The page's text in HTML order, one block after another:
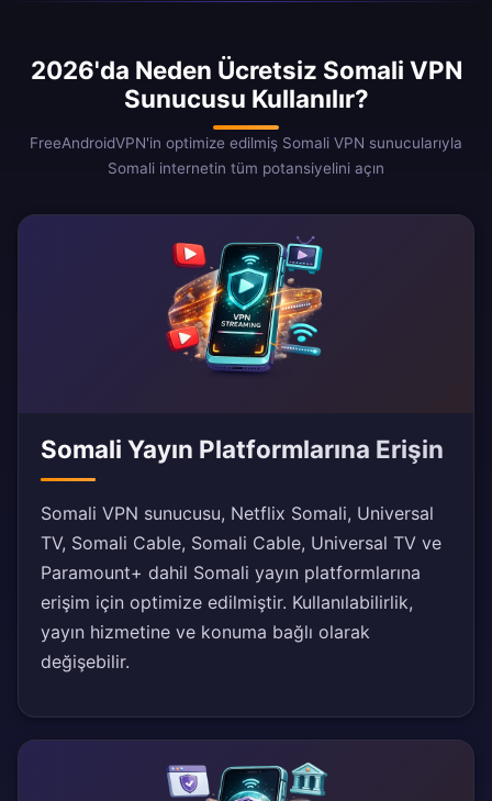
2026'da Neden Ücretsiz Somali VPN
Sunucusu Kullanılır?
FreeAndroidVPN'in optimize edilmiş Somali VPN sunucularıyla
Somali internetin tüm potansiyelini açın
Somali Yayın Platformlarına Erişin
Somali VPN sunucusu, Netflix Somali, Universal
TV, Somali Cable, Somali Cable, Universal TV ve
Paramount+ dahil Somali yayın platformlarına
erişim için optimize edilmiştir. Kullanılabilirlik,
yayın hizmetine ve konuma bağlı olarak
değişebilir.